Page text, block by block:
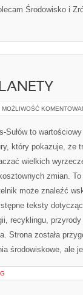
Środowisko i
MOŻLIWOŚĆ
Sułów to
który pokazuje, że
wielkich
zmian.
może znaleźć
teksty
recyklingu,
Strona została
środowiskowe, ale